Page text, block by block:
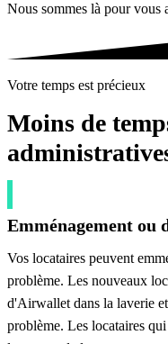
Nous sommes là pour vous
Votre temps est précieux
Moins de
Emménagement ou
Vos locataires peuvent
problème. Les nouveaux
d'Airwallet dans la laverie
problème. Les locataires